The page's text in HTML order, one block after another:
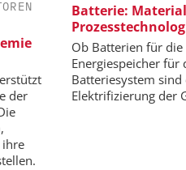
der
ihre
Batterie:
Ob Batterien für
Energiespeicher für
Batteriesystem
Elektrifizierung der
VCH GMBH
Next
Hydrogen
Sichere
Produktion